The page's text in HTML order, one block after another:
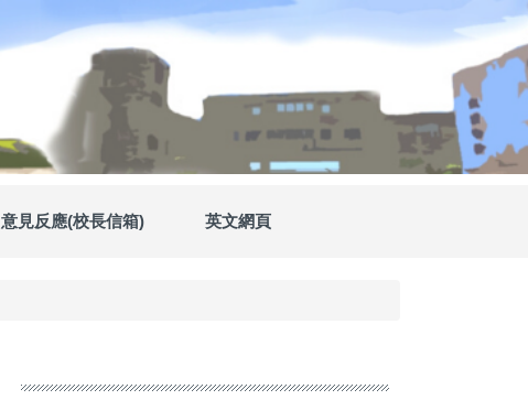
意見反應(校長信箱) 英文網頁